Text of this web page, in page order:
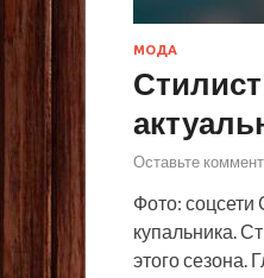
МОДА
Оставьте
Фото:
купальника.
этого сезона.